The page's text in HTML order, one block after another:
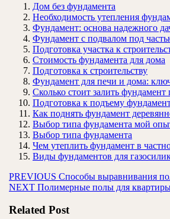
Дом без фундамента
Необходимость утепления
Фундамент: основа надежного
Фундамент с подвалом под
Подготовка участка к
Стоимость фундамента для дома
Подготовка к строительству
Фундамент для печи и дома:
Сколько стоит залить фундамент
Подготовка к подъему
Как поднять фундамент
Выбор типа фундамента мой
Выбор типа фундамента
Чем утеплить фундамент в
Виды фундаментов для
Навигация
по
записям
PREVIOUS Предыдущая
запись:
Способы выравнивания
NEXT Следующая
Полимерные полы для
Related Post